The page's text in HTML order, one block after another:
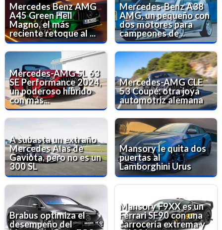
Mercedes Benz AMG
A45 Green Hell
Magno, el más
reciente retoque al ...
Mercedes-Benz A38
AMG, un pequeño con
dos motores para
campeones de...
Mercedes-AMG SL 63
SE Performance 2024,
un poderoso híbrido
con más...
Mercedes-AMG CLE
53 Coupé: otra joya
automotriz alemana
A subasta un extraño
Mercedes Alas de
Gaviota, pero no es un
300 SL
Mansory le quita dos
puertas al
Lamborghini Urus
Brabus optimiza el
desempeño del
Mansory F9XX es un
Ferrari SF90 con una
carrocería extrema y